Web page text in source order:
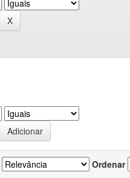
Ordenar